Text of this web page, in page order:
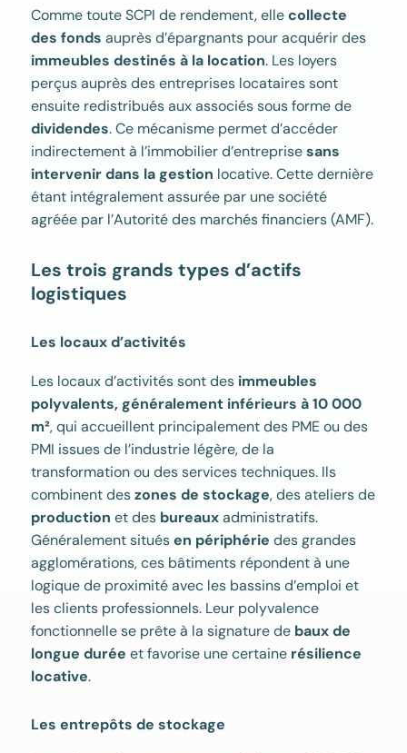
Comme toute SCPI de rendement, ellecollecte
des fonds auprès d’épargnants pour acquérir des
immeubles destinés à la location. Les loyers
perçus auprès des entreprises locataires sont
ensuite redistribués aux associés sous forme de
dividendes. Ce mécanisme permet d’accéder
indirectement à l’immobilier d’entreprisesans
intervenir dans la gestion locative. Cette dernière
étant intégralement assurée par une société
agréée par l’Autorité des marchés financiers (AMF).
Les trois grands types d’actifs
logistiques
Les locaux d’activités
Les locaux d’activités sont des immeubles
polyvalents, généralement inférieurs à 10 000
m², qui accueillent principalement des PME ou des
PMI issues de l’industrie légère, de la
transformation ou des services techniques. Ils
combinent deszones de stockage, des ateliers de
production et des bureauxadministratifs.
Généralement situésen périphérie des grandes
agglomérations, ces bâtiments répondent à une
logique de proximité avec les bassins d’emploi et
les clients professionnels. Leur polyvalence
fonctionnelle se prête à la signature de baux de
longue durée et favorise une certaine résilience
locative.
Les entrepôts de stockage